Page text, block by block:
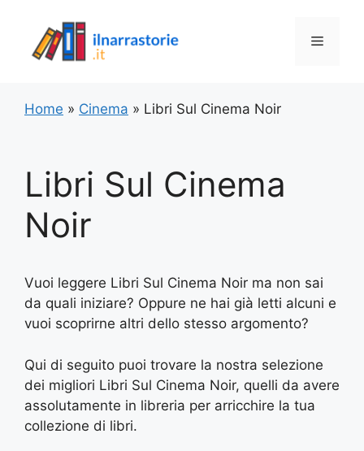
contenuto
Menu
Home » Cinema » Libri Sul Cinema Noir
Libri Sul Cinema
Noir
Vuoi leggere Libri Sul Cinema Noir ma non sai
da quali iniziare? Oppure ne hai già letti alcuni e
vuoi scoprirne altri dello stesso argomento?
Qui di seguito puoi trovare la nostra selezione
dei migliori Libri Sul Cinema Noir, quelli da avere
assolutamente in libreria per arricchire la tua
collezione di libri.